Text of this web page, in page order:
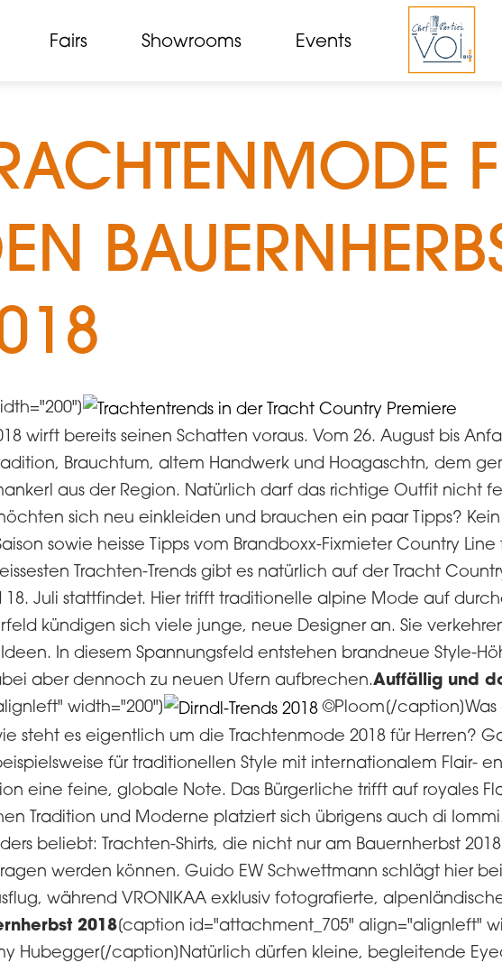
Fairs Showrooms Events
wirft bereits seinen Schatten voraus. Vom 26. August bis
Brauchtum, altem Handwerk und Hoagaschtn, dem
aus der Region. Natürlich darf das richtige Outfit nicht
sich neu einkleiden und brauchen ein paar Tipps?
sowie heisse Tipps vom Brandboxx-Fixmieter Country Line
Trachten-Trends gibt es natürlich auf der Tracht
18. Juli stattfindet. Hier trifft traditionelle alpine Mode auf
kündigen sich viele junge, neue Designer an. Sie
In diesem Spannungsfeld entstehen brandneue Style-
aber dennoch zu neuen Ufern aufbrechen.Auffällig und
width="200"]
©Ploom[/caption]Was
steht es eigentlich um die Trachtenmode 2018 für Herren?
für traditionellen Style mit internationalem Flair-
eine feine, globale Note. Das Bürgerliche trifft auf royales
Tradition und Moderne platziert sich übrigens auch di
beliebt: Trachten-Shirts, die nicht nur am Bauernherbst
werden können. Guido EW Schwettmann schlägt hier
während VRONIKAA exklusiv fotografierte,
2018[caption id="attachment_705" align="alignleft"
Hubegger[/caption]Natürlich dürfen kleine, begleitende